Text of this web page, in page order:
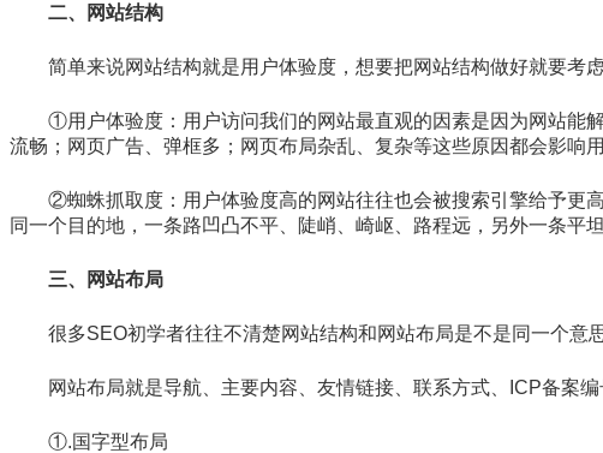
二、网站结构
简单来说网站结构就是用户体验度，想要把网站结构做好就要考
①用户体验度：用户访问我们的网站最直观的因素是因为网站能
流畅；网页广告、弹框多；网页布局杂乱、复杂等这些原因都会影响
②蜘蛛抓取度：用户体验度高的网站往往也会被搜索引擎给予更
同一个目的地，一条路凹凸不平、陡峭、崎岖、路程远，另外一条平
三、网站布局
很多SEO初学者往往不清楚网站结构和网站布局是不是同一个意
网站布局就是导航、主要内容、友情链接、联系方式、ICP备案
①.国字型布局